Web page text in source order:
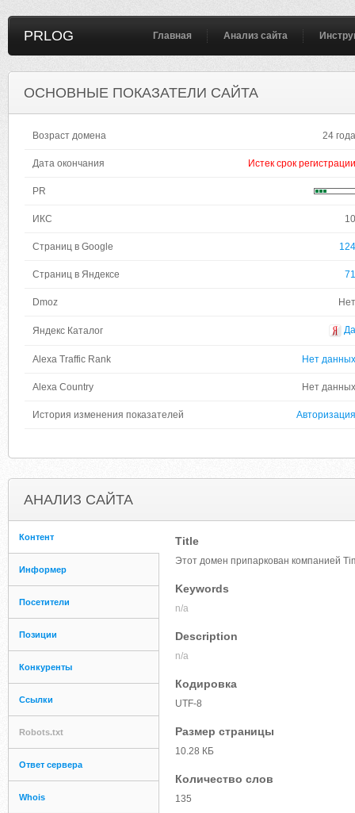
PRLOG Главная Анализ сайта
ОСНОВНЫЕ ПОКАЗАТЕЛИ САЙТА
Возраст домена 24 года
Дата окончания Истек срок регистрации
PR
ИКС 10
Страниц в Google 124
Страниц в Яндексе 71
Dmoz Нет
Яндекс Каталог Да
Alexa Traffic Rank Нет данных
Alexa Country Нет данных
История изменения показателей Авторизация
АНАЛИЗ САЙТА
Контент
Информер
Посетители
Позиции
Конкуренты
Ссылки
Robots.txt
Ответ сервера
Whois
Title
Этот домен припаркован компанией
Keywords
n/a
Description
n/a
Кодировка
UTF-8
Размер страницы
10.28 КБ
Количество слов
135